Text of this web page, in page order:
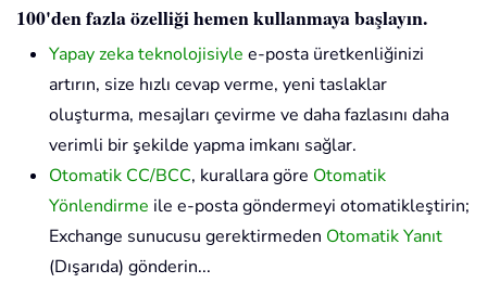
100'den fazla özelliği hemen kullanmaya başlayın.
Yapay zeka teknolojisiyle e-posta üretkenliğinizi
artırın, size hızlı cevap verme, yeni taslaklar
oluşturma, mesajları çevirme ve daha fazlasını daha
verimli bir şekilde yapma imkanı sağlar.
Otomatik CC/BCC, kurallara göre Otomatik
Yönlendirme ile e-posta göndermeyi otomatikleştirin;
Exchange sunucusu gerektirmeden Otomatik Yanıt
(Dışarıda) gönderin...